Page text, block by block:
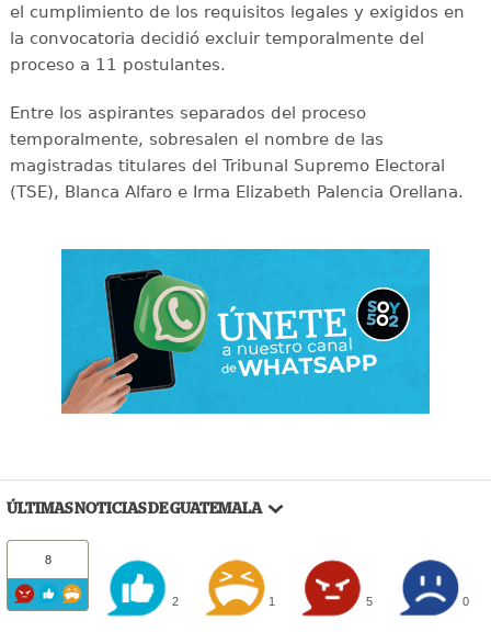
el cumplimiento de los requisitos legales y exigidos en
la convocatoria decidió excluir temporalmente del
proceso a 11 postulantes.
Entre los aspirantes separados del proceso
temporalmente, sobresalen el nombre de las
magistradas titulares del Tribunal Supremo Electoral
(TSE), Blanca Alfaro e Irma Elizabeth Palencia Orellana.
ÚLTIMAS NOTICIAS DE GUATEMALA
8
2 1 5 0